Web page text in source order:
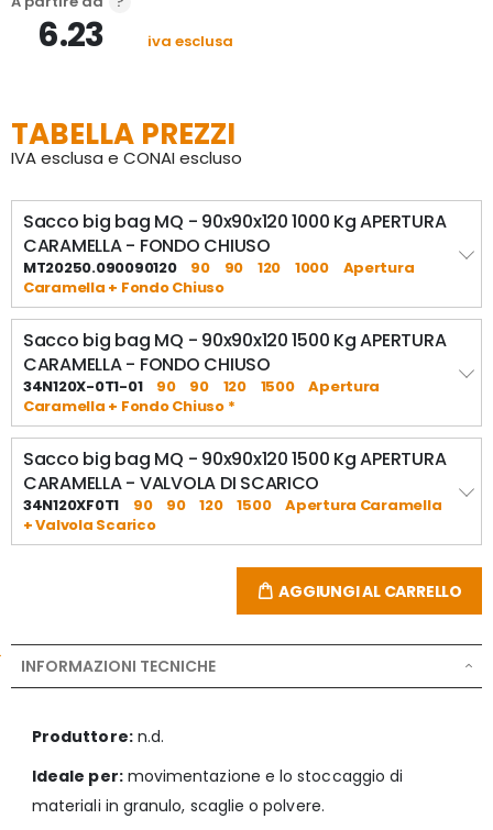
- Coperchio a Caramella + fondo chiuso
- Coperchio a Caramella+ valvola di scarico
6.23 iva esclusa
TABELLA PREZZI
IVA esclusa e CONAI escluso
Sacco big bag MQ - 90x90x120 1000 Kg APERTURA
CARAMELLA - FONDO CHIUSO
MT20250.090090120 90 90 120 1000
Apertura
Caramella + Fondo Chiuso
Sacco big bag MQ - 90x90x120 1500 Kg APERTURA
CARAMELLA - FONDO CHIUSO
34N120X-0T1-01 90 90 120 1500
Apertura
Caramella + Fondo Chiuso *
Sacco big bag MQ - 90x90x120 1500 Kg APERTURA
CARAMELLA - VALVOLA DI SCARICO
34N120XF0T1 90 90 120 1500
Apertura Caramella
+ Valvola Scarico
AGGIUNGI AL CARRELLO
INFORMAZIONI TECNICHE
Produttore:n.d.
Ideale per:movimentazione e lo stoccaggio di
materiali in granulo, scaglie o polvere.